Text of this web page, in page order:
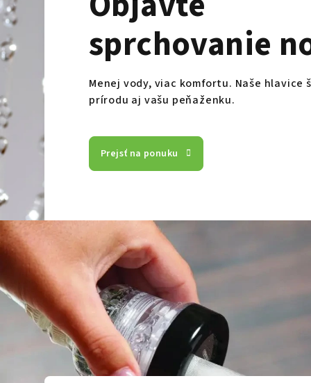
sprchovanie
generácie
Menej vody, viac komfortu. Naše hlavice
prírodu aj vašu peňaženku.
Prejsť na ponuku